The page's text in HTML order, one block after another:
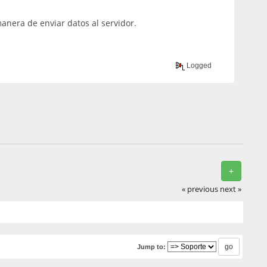
de enviar datos al servidor.
Logged
+
« previous next »
Jump to: